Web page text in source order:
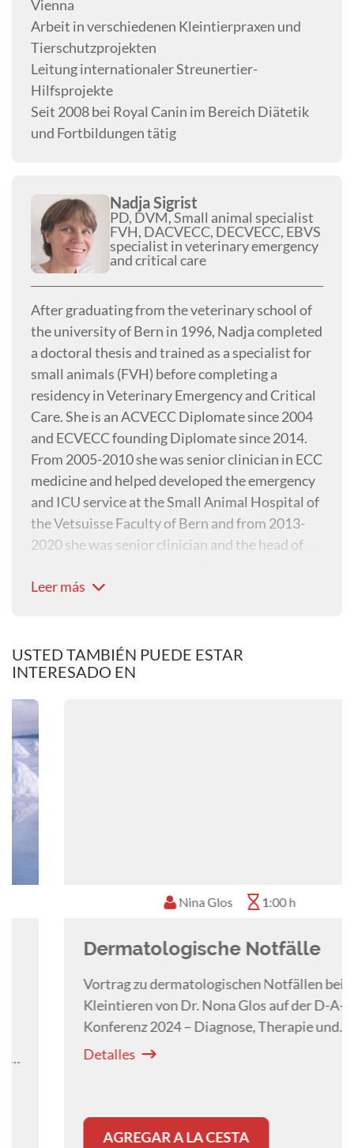
Vienna
Arbeit in verschiedenen Kleintierpraxen und
Tierschutzprojekten
Leitung internationaler Streunertier-
Hilfsprojekte
Seit 2008 bei Royal Canin im Bereich Diätetik
und Fortbildungen tätig
Nadja Sigrist
PD, DVM, Small animal specialist
FVH, DACVECC, DECVECC, EBVS
specialist in veterinary emergency
and critical care
After graduating from the veterinary school of
the university of Bern in 1996, Nadja completed
a doctoral thesis and trained as a specialist for
small animals (FVH) before completing a
residency in Veterinary Emergency and Critical
Care. She is an ACVECC Diplomate since 2004
and ECVECC founding Diplomate since 2014.
From 2005-2010 she was senior clinician in ECC
medicine and helped developed the emergency
and ICU service at the Small Animal Hospital of
the Vetsuisse Faculty of Bern and from 2013-
2020 she was senior clinician and the head of
Small Animal Hospital of the Vetsuisse Faculty
concentrate on her own company VET ECC CE
(Veterinary Emergency and Critical Care
Leer más
USTED TAMBIÉN PUEDE ESTAR
INTERESADO EN
Nina Glos 1:00 h
Dermatologische Notfälle
Vortrag zu dermatologischen Notfällen bei
Kleintieren von Dr. Nona Glos auf der D-A-CH
Konferenz 2024 – Diagnose, Therapie und
Überweisungsempfehlungen.
AGREGAR A LA CESTA